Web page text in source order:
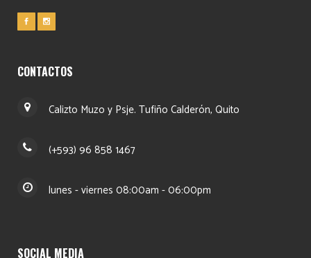
CONTACTOS
Calizto Muzo y Psje. Tufiño Calderón, Quito
(+593) 96 858 1467
lunes - viernes 08:00am - 06:00pm
SOCIAL MEDIA